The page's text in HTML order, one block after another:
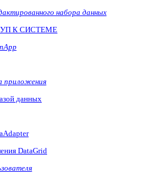
набора данных
К СИСТЕМЕ
приложения
данных
DataGrid